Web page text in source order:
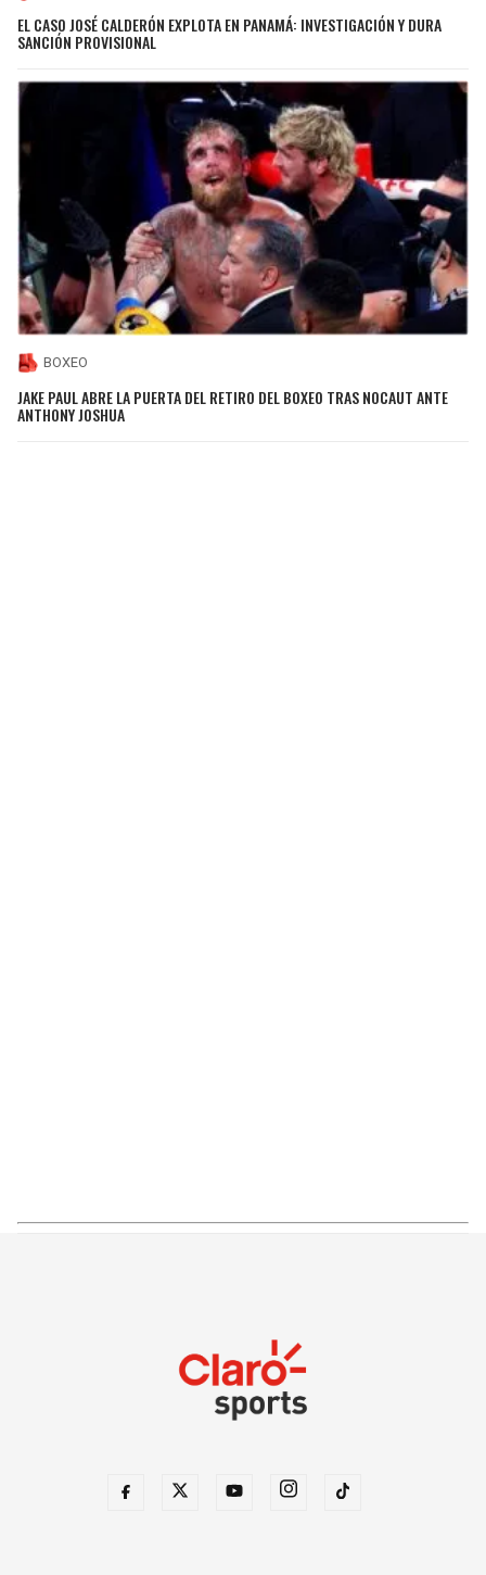
EL CASO JOSÉ CALDERÓN EXPLOTA EN PANAMÁ: INVESTIGACIÓN Y DURA
SANCIÓN PROVISIONAL
BOXEO
JAKE PAUL ABRE LA PUERTA DEL RETIRO DEL BOXEO TRAS NOCAUT ANTE
ANTHONY JOSHUA